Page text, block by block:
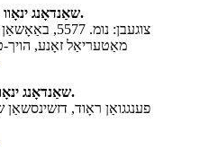
שאַנדאָנג ינאָוו פּאָליורעטהאַנע קאָו., לטד.
צוגעבן: נומ.
מאַטעריאַל זאָנע,
שאַנדאָנג ינאָוו נייַ מאַטעריאַל קאָו., לטד.